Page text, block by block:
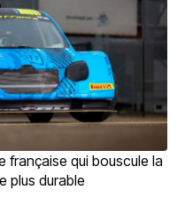
française qui bouscule la
plus durable